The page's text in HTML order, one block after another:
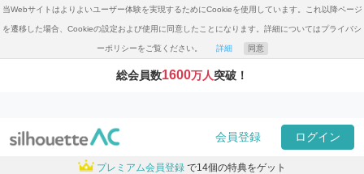
当Webサイトはよりよいユーザー体験を実現するためにCookieを使用しています。これ以降ページ
を遷移した場合、Cookieの設定および使用に同意したことになります。詳細についてはプライバシ
ーポリシーをご覧ください。 詳細 同意
総会員数1600万人突破！
会員登録 ログイン
プレミアム会員登録 で14個の特典をゲット